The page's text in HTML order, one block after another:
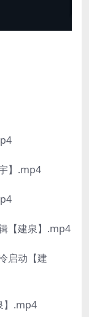
】.mp4
【建泉】.mp4
启动【建
】.mp4